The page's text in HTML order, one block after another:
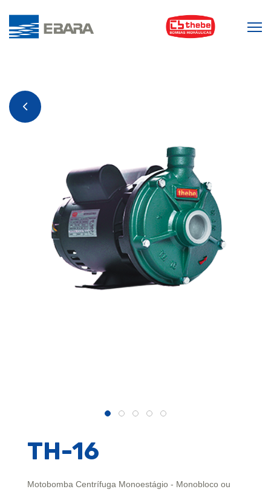
TH-16
Motobomba Centrífuga Monoestágio - Monobloco ou